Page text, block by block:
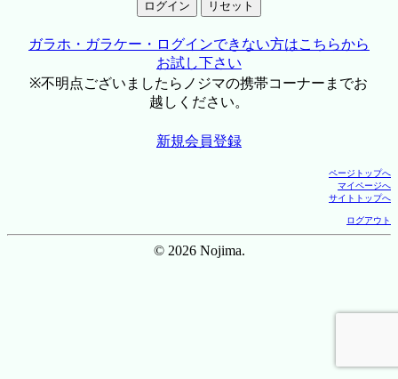
ガラホ・ガラケー・ログインできない方はこちらから
お試し下さい
※不明点ございましたらノジマの携帯コーナーまでお
越しください。
新規会員登録
ページトップへ
マイページへ
サイトトップへ
ログアウト
© 2026 Nojima.